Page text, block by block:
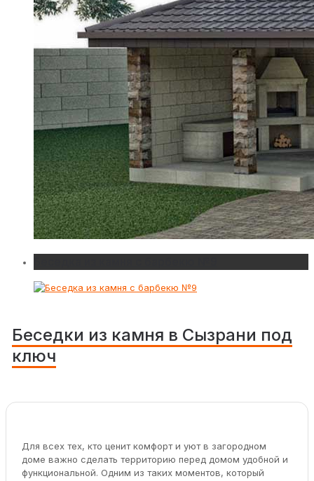
Беседки из камня в Сызрани под
ключ
Для всех тех, кто ценит комфорт и уют в загородном
доме важно сделать территорию перед домом удобной и
функциональной. Одним из таких моментов, который